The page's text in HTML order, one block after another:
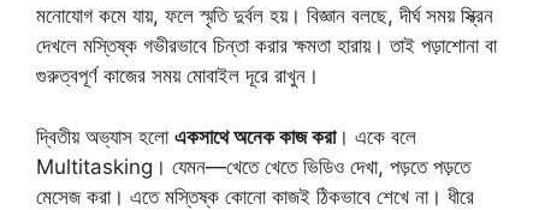
মনোযোগ কমে যায়, ফলে স্মৃতি দুর্বল হয়। বিজ্ঞান বলছে, দীর্ঘ সময় স্ক্রিন
দেখলে মস্তিষ্ক গভীরভাবে চিন্তা করার ক্ষমতা হারায়। তাই পড়াশোনা বা
গুরুত্বপূর্ণ কাজের সময় মোবাইল দূরে রাখুন।
দ্বিতীয় অভ্যাস হলো একসাথে অনেক কাজ করা। একে বলে
Multitasking। যেমন—খেতে খেতে ভিডিও দেখা, পড়তে পড়তে
মেসেজ করা। এতে মস্তিষ্ক কোনো কাজই ঠিকভাবে শেখে না। ধীরে